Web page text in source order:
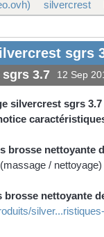
silvercrest
sgrs
3.7 12 Sep
silvercrest sgrs
brosse nettoyante
/
nettoyante